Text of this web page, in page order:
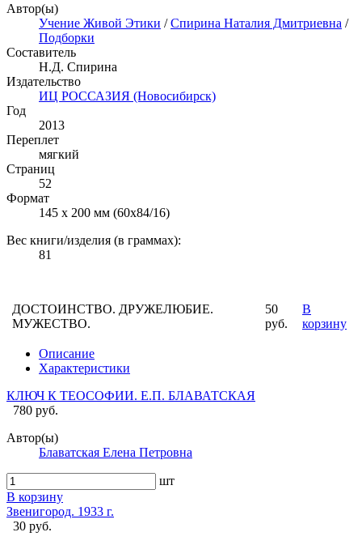
Автор(ы)
Учение Живой Этики /Спирина Наталия Дмитриевна /
Подборки
Составитель
Н.Д. Спирина
Издательство
ИЦ РОССАЗИЯ (Новосибирск)
Год
2013
Переплет
мягкий
Страниц
52
Формат
145 х 200 мм (60х84/16)
Вес книги/изделия (в граммах):
81
ДОСТОИНСТВО. ДРУЖЕЛЮБИЕ.
МУЖЕСТВО.
50
руб.
В
корзину
Описание
Характеристики
КЛЮЧ К ТЕОСОФИИ. Е.П. БЛАВАТСКАЯ
780 руб.
Автор(ы)
Блаватская Елена Петровна
шт
В корзину
Звенигород. 1933 г.
30 руб.